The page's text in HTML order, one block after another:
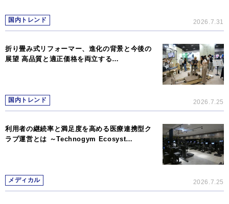
国内トレンド 2026.7.31
折り畳み式リフォーマー、進化の背景と今後の
展望 高品質と適正価格を両立する…
国内トレンド 2026.7.25
利用者の継続率と満足度を高める医療連携型ク
ラブ運営とは ～Technogym Ecosyst…
メディカル 2026.7.25